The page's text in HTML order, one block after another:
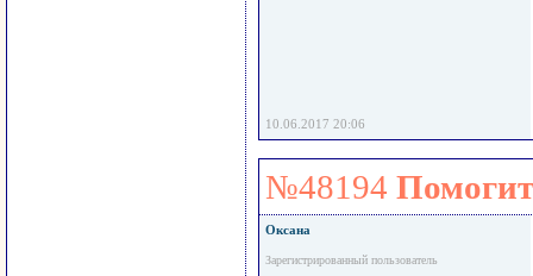
10.06.2017 20:06
№48194
Оксана
Зарегистрированный пользователь